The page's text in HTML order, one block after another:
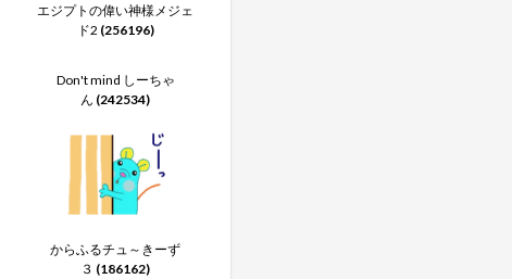
エジプトの偉い神様メジェ
ド2 (256196)
Don't mind しーちゃ
ん (242534)
からふるチュ～きーず
３ (186162)